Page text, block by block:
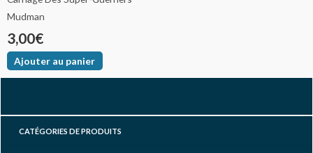
Mudman
3,00€
Ajouter au panier
a
CATÉGORIES DE PRODUITS